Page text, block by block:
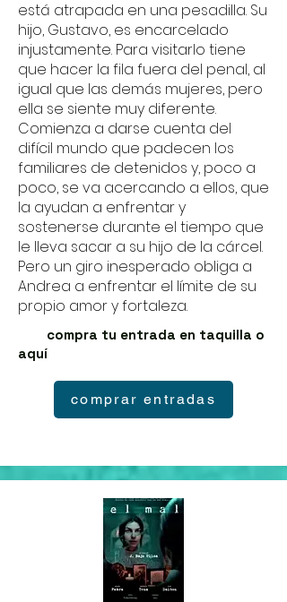
está atrapada en una pesadilla. Su
hijo, Gustavo, es encarcelado
injustamente. Para visitarlo tiene
que hacer la fila fuera del penal, al
igual que las demás mujeres, pero
ella se siente muy diferente.
Comienza a darse cuenta del
difícil mundo que padecen los
familiares de detenidos y, poco a
poco, se va acercando a ellos, que
la ayudan a enfrentar y
sostenerse durante el tiempo que
le lleva sacar a su hijo de la cárcel.
Pero un giro inesperado obliga a
Andrea a enfrentar el límite de su
propio amor y fortaleza.
compra tu entrada en taquilla o
aquí
comprar entradas